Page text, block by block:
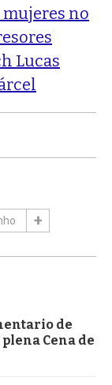
no
Lucas
de
Cena de